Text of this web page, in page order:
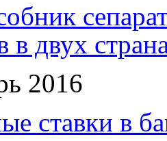
в двух
2016
ставки в